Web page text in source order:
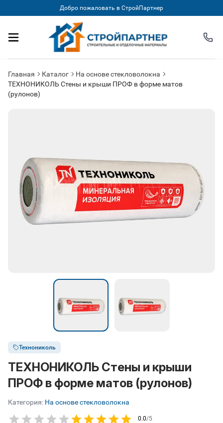
Добро пожаловать в СтройПартнер
Главная Каталог
На основе стекловолокна
ТЕХНОНИКОЛЬ Стены и крыши ПРОФ в форме матов
(рулонов)
Технониколь
ТЕХНОНИКОЛЬ Стены и крыши
ПРОФ в форме матов (рулонов)
Категория: На основе стекловолокна
0.0/5